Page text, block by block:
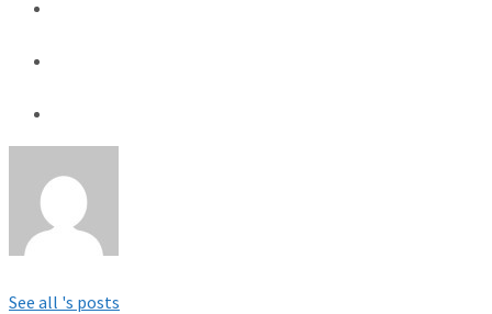
See all 's posts